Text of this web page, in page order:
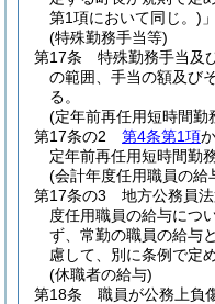
第1項において同じ。)
(特殊勤務手当等)
第17条
特殊勤務手当及
の範囲、手当の額及び
る。
(定年前再任用短時間勤
第17条の2
第4条第1項
定年前再任用短時間勤
(会計年度任用職員の給
第17条の3
地方公務員
度任用職員の給与につ
ず、常勤の職員の給与
慮して、別に条例で定め
(休職者の給与)
第18条
職員が公務上負